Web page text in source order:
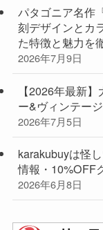
パタゴニア名作
刻デザインとカ
た特徴と魅力を
2026年7月9日
【2026年最新
ー&ヴィンテー
2026年7月5日
karakubuyは怪
情報・10%OFF
2026年6月8日